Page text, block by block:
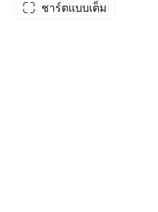
ชาร์ตแบบเต็ม